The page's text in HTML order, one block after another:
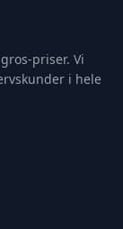
priser. Vi
i hele